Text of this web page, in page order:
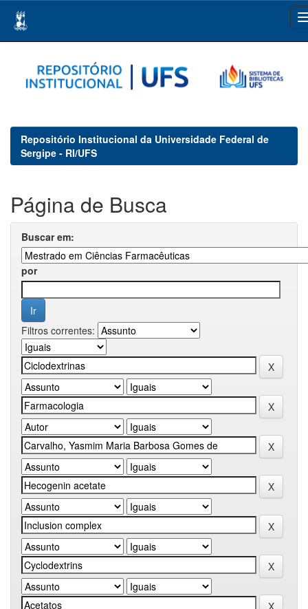
navigation
Repositório Institucional da Universidade Federal de
Sergipe - RI/UFS
Página de Busca
Buscar em:
por
Filtros correntes: